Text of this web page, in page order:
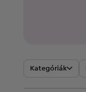
Kategóriák